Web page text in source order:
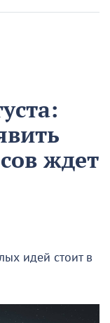
ждет
идей стоит в